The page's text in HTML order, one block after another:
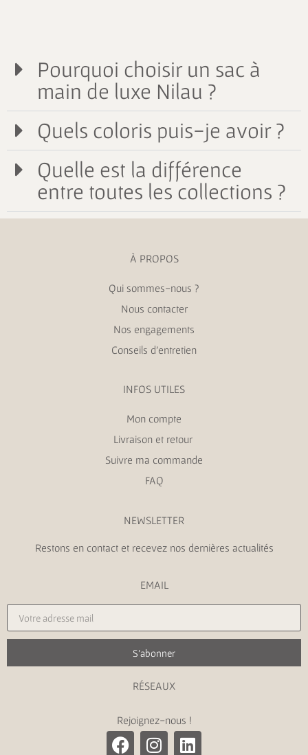
Pourquoi choisir un sac à
main de luxe Nilau ?
Quels coloris puis-je avoir ?
Quelle est la différence
entre toutes les collections ?
À PROPOS
Qui sommes-nous ?
Nous contacter
Nos engagements
Conseils d’entretien
INFOS UTILES
Mon compte
Livraison et retour
Suivre ma commande
FAQ
NEWSLETTER
Restons en contact et recevez nos dernières actualités
EMAIL
S'abonner
RÉSEAUX
Rejoignez-nous !